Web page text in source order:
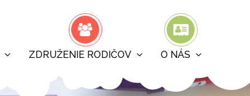
ZDRUŽENIE RODIČOV O NÁS